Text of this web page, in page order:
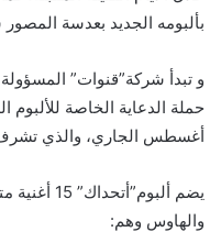
بألبومه الجديد بعدسة
و تبدأ شركة”قنوات” المسؤولة
حملة الدعاية الخاصة للألبوم
أغسطس الجاري، والذي
يضم
والهاوس وهم: